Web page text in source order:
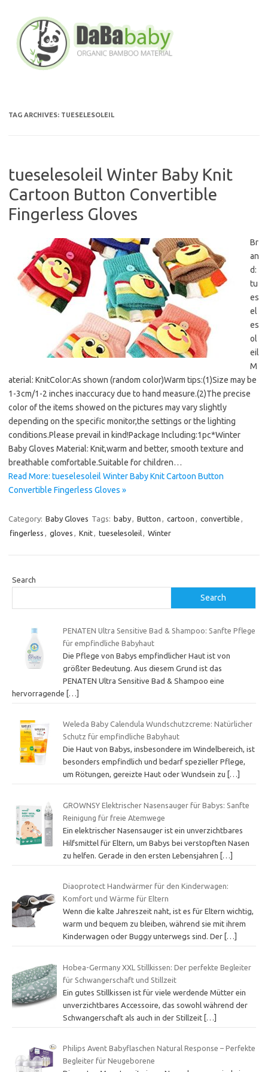
content
TAG ARCHIVES: TUESELESOLEIL
tueselesoleil Winter Baby Knit
Cartoon Button Convertible
Fingerless Gloves
Br
an
d:
tu
es
el
es
ol
eil
M
aterial: KnitColor:As shown (random color)Warm tips:(1)Size may be
1-3cm/1-2 inches inaccuracy due to hand measure.(2)The precise
color of the items showed on the pictures may vary slightly
depending on the specific monitor,the settings or the lighting
conditions.Please prevail in kind!Package Including:1pc*Winter
Baby Gloves Material: Knit,warm and better, smooth texture and
breathable comfortable.Suitable for children…
Read More: tueselesoleil Winter Baby Knit Cartoon Button
Convertible Fingerless Gloves »
Category: Baby Gloves Tags: baby, Button , cartoon , convertible ,
fingerless , gloves , Knit, tueselesoleil, Winter
Search
Search
PENATEN Ultra Sensitive Bad & Shampoo: Sanfte Pflege
für empfindliche Babyhaut
Die Pflege von Babys empfindlicher Haut ist von
größter Bedeutung. Aus diesem Grund ist das
PENATEN Ultra Sensitive Bad & Shampoo eine
hervorragende
[…]
Weleda Baby Calendula Wundschutzcreme: Natürlicher
Schutz für empfindliche Babyhaut
Die Haut von Babys, insbesondere im Windelbereich, ist
besonders empfindlich und bedarf spezieller Pflege,
um Rötungen, gereizte Haut oder Wundsein zu
[…]
GROWNSY Elektrischer Nasensauger für Babys: Sanfte
Reinigung für freie Atemwege
Ein elektrischer Nasensauger ist ein unverzichtbares
Hilfsmittel für Eltern, um Babys bei verstopften Nasen
zu helfen. Gerade in den ersten Lebensjahren
[…]
Diaoprotect Handwärmer für den Kinderwagen:
Komfort und Wärme für Eltern
Wenn die kalte Jahreszeit naht, ist es für Eltern wichtig,
warm und bequem zu bleiben, während sie mit ihrem
Kinderwagen oder Buggy unterwegs sind. Der […]
Hobea-Germany XXL Stillkissen: Der perfekte Begleiter
für Schwangerschaft und Stillzeit
Ein gutes Stillkissen ist für viele werdende Mütter ein
unverzichtbares Accessoire, das sowohl während der
Schwangerschaft als auch in der Stillzeit […]
Philips Avent Babyflaschen Natural Response – Perfekte
Begleiter für Neugeborene